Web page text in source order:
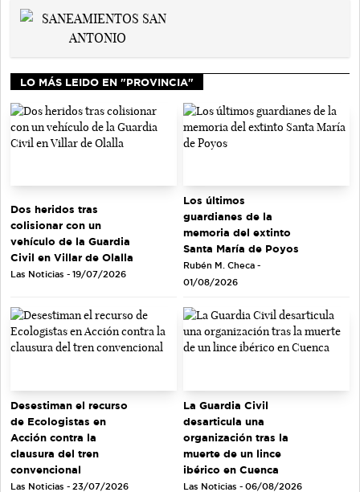
LO MÁS LEIDO EN "PROVINCIA"
Dos heridos tras
colisionar con un
vehículo de la Guardia
Civil en Villar de Olalla
Las Noticias - 19/07/2026
Los últimos
guardianes de la
memoria del extinto
Santa María de Poyos
Rubén M. Checa -
01/08/2026
Desestiman el recurso
de Ecologistas en
Acción contra la
clausura del tren
convencional
Las Noticias - 23/07/2026
La Guardia Civil
desarticula una
organización tras la
muerte de un lince
ibérico en Cuenca
Las Noticias - 06/08/2026